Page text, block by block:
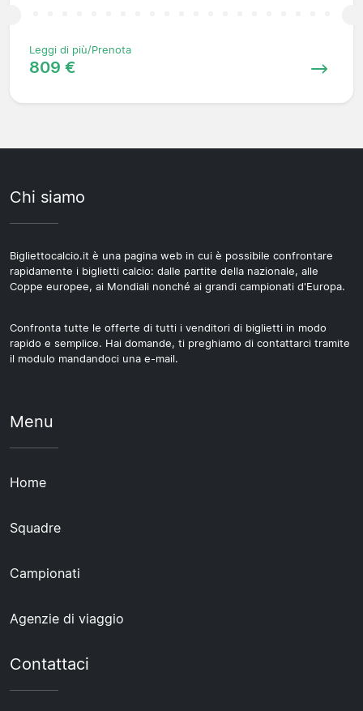
Leggi di più/Prenota
809 €
Chi siamo
Bigliettocalcio.it è una pagina web in cui è possibile confrontare
rapidamente i biglietti calcio: dalle partite della nazionale, alle
Coppe europee, ai Mondiali nonché ai grandi campionati d'Europa.
Confronta tutte le offerte di tutti i venditori di biglietti in modo
rapido e semplice. Hai domande, ti preghiamo di contattarci tramite
il modulo mandandoci una e-mail.
Menu
Home
Squadre
Campionati
Agenzie di viaggio
Contattaci